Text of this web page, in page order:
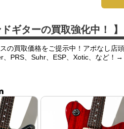
ドギターの買取強化中！ 】
の買取価格をご提示中！アポなし店
、PRS、Suhr、ESP、Xotic、など